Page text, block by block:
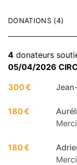
DONATIONS (4)
4 donateurs
05/04/2026
300 €
180 €
Merci
180 €
Merci